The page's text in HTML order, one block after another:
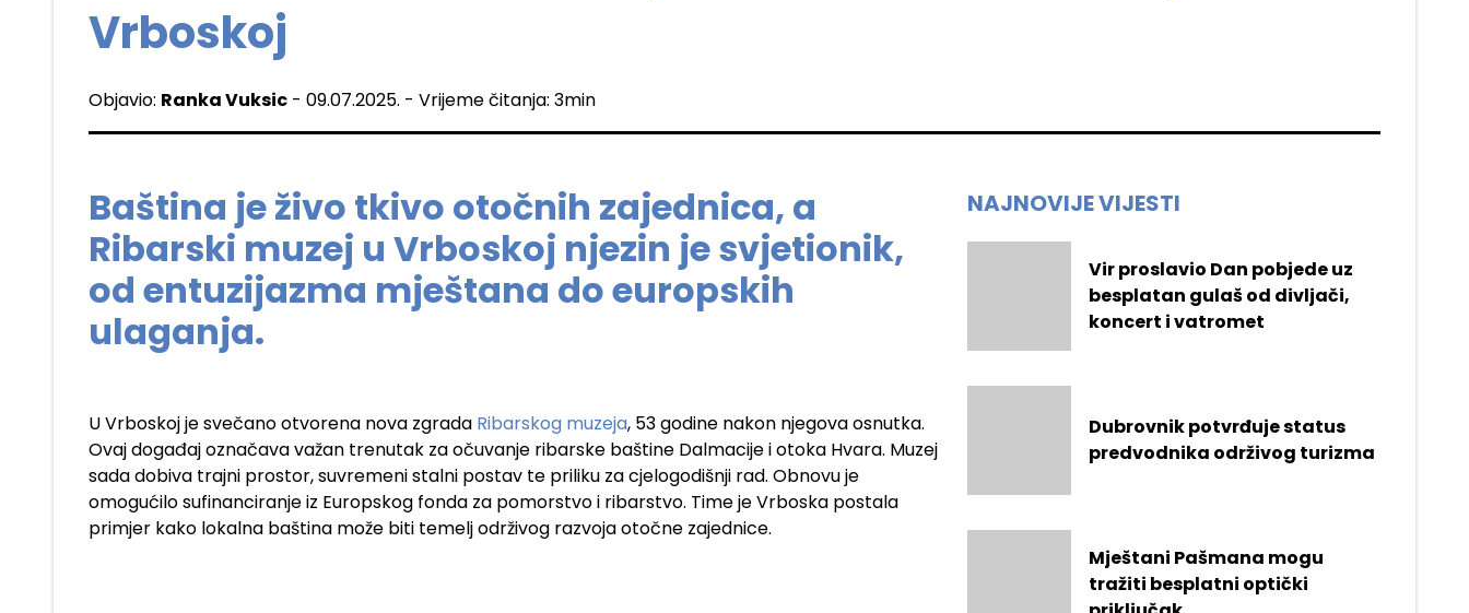
Vrboskoj
Objavio: Ranka Vuksic - 09.07.2025. - Vrijeme čitanja: 3min
Baština je živo tkivo otočnih zajednica, a
Ribarski muzej u Vrboskoj njezin je svjetionik,
od entuzijazma mještana do europskih
ulaganja.
U Vrboskoj je svečano otvorena nova zgrada Ribarskog muzeja, 53 godine nakon njegova osnutka.
Ovaj događaj označava važan trenutak za očuvanje ribarske baštine Dalmacije i otoka Hvara. Muzej
sada dobiva trajni prostor, suvremeni stalni postav te priliku za cjelogodišnji rad. Obnovu je
omogućilo sufinanciranje iz Europskog fonda za pomorstvo i ribarstvo. Time je Vrboska postala
primjer kako lokalna baština može biti temelj održivog razvoja otočne zajednice.
NAJNOVIJE VIJESTI
Vir proslavio Dan pobjede uz
besplatan gulaš od divljači,
koncert i vatromet
Dubrovnik potvrđuje status
predvodnika održivog turizma
Mještani Pašmana mogu
tražiti besplatni optički